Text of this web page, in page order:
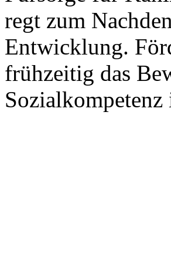
regt zum
Entwicklung.
frühzeitig das